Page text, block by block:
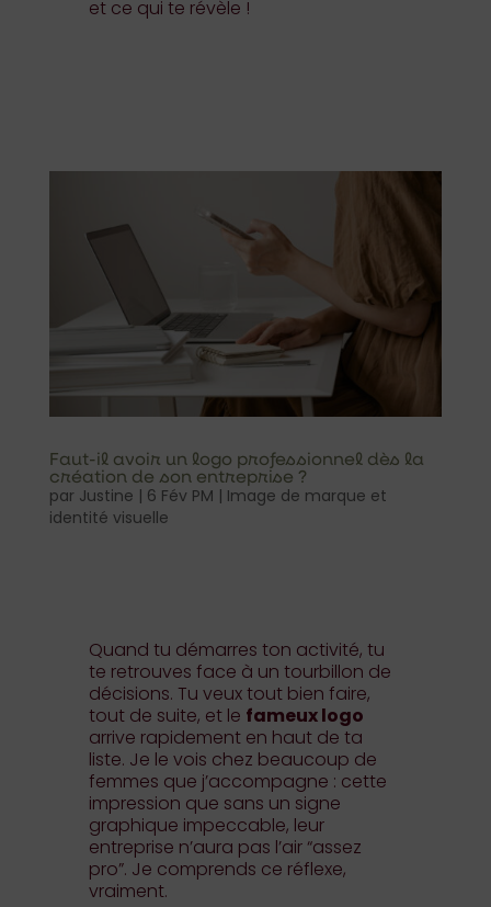
et ce qui te révèle !
Faut-il avoir un logo professionnel dès la
création de son entreprise ?
par Justine | 6 Fév PM | Image de marque et
identité visuelle
Quand tu démarres ton activité, tu
te retrouves face à un tourbillon de
décisions. Tu veux tout bien faire,
tout de suite, et le fameux logo
arrive rapidement en haut de ta
liste. Je le vois chez beaucoup de
femmes que j’accompagne : cette
impression que sans un signe
graphique impeccable, leur
entreprise n’aura pas l’air “assez
pro”. Je comprends ce réflexe,
vraiment.